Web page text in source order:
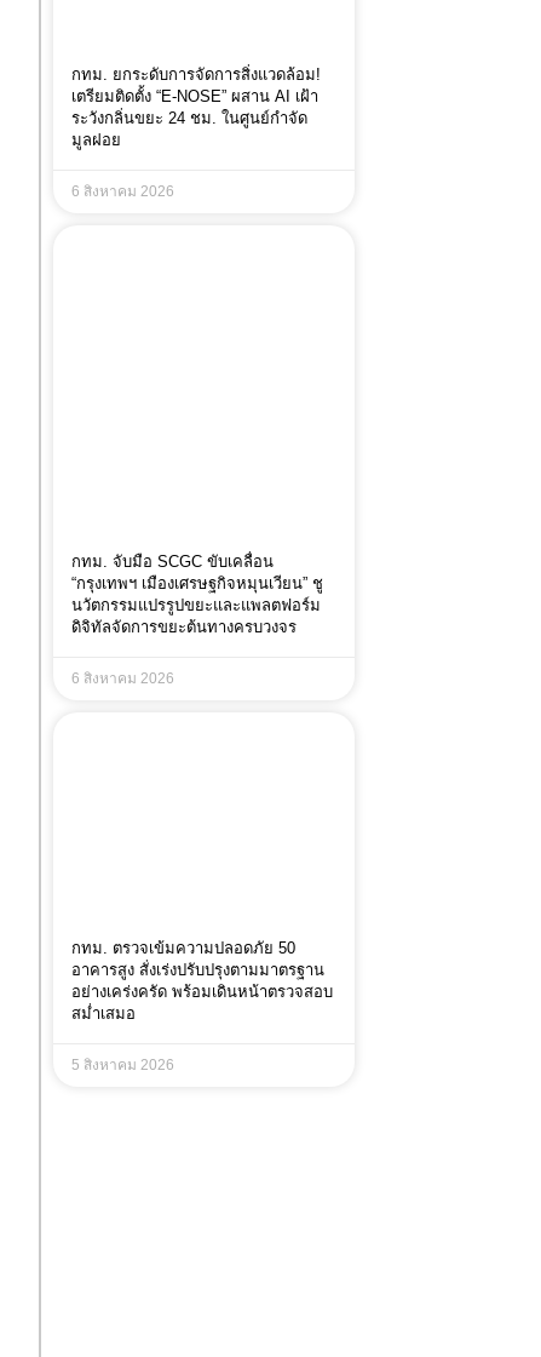
กทม. ยกระดับการจัดการสิ่งแวดล้อม!
เตรียมติดตั้ง “E-NOSE” ผสาน AI เฝ้า
ระวังกลิ่นขยะ 24 ชม. ในศูนย์กำจัด
มูลฝอย
6 สิงหาคม 2026
กทม. จับมือ SCGC ขับเคลื่อน
“กรุงเทพฯ เมืองเศรษฐกิจหมุนเวียน” ชู
นวัตกรรมแปรรูปขยะและแพลตฟอร์ม
ดิจิทัลจัดการขยะต้นทางครบวงจร
6 สิงหาคม 2026
กทม. ตรวจเข้มความปลอดภัย 50
อาคารสูง สั่งเร่งปรับปรุงตามมาตรฐาน
อย่างเคร่งครัด พร้อมเดินหน้าตรวจสอบ
สม่ำเสมอ
5 สิงหาคม 2026